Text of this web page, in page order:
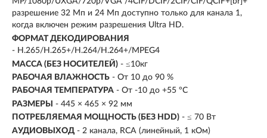
разрешение 32 Мп и 24 Мп доступно только для канала 1,
когда включен режим разрешения Ultra HD.
ФОРМАТ ДЕКОДИРОВАНИЯ
- H.265/H.265+/H.264/H.264+/MPEG4
МАССА (БЕЗ НОСИТЕЛЕЙ) - ≤10кг
РАБОЧАЯ ВЛАЖНОСТЬ - От 10 до 90 %
РАБОЧАЯ ТЕМПЕРАТУРА - От -10 до +55 °C
РАЗМЕРЫ
- 445 × 465 × 92 мм
ПОТРЕБЛЯЕМАЯ МОЩНОСТЬ (БЕЗ HDD) - ≤ 70 Вт
АУДИОВЫХОД - 2 канала, RCA (линейный, 1 кОм)